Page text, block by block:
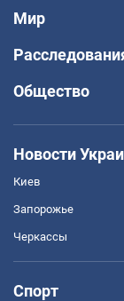
Мир
Общество
Новости
Киев
Запорожье
Черкассы
Спорт